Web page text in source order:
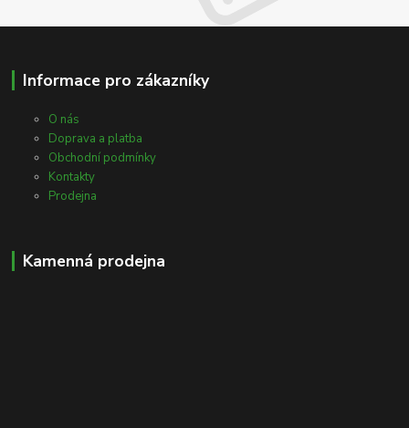
Informace pro zákazníky
O nás
Doprava a platba
Obchodní podmínky
Kontakty
Prodejna
Kamenná prodejna